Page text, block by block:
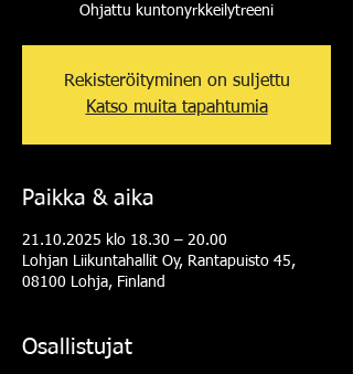
Ohjattu kuntonyrkkeilytreeni
Rekisteröityminen on suljettu
Katso muita tapahtumia
Paikka & aika
21.10.2025 klo 18.30 – 20.00
Lohjan Liikuntahallit Oy, Rantapuisto 45,
08100 Lohja, Finland
Osallistujat